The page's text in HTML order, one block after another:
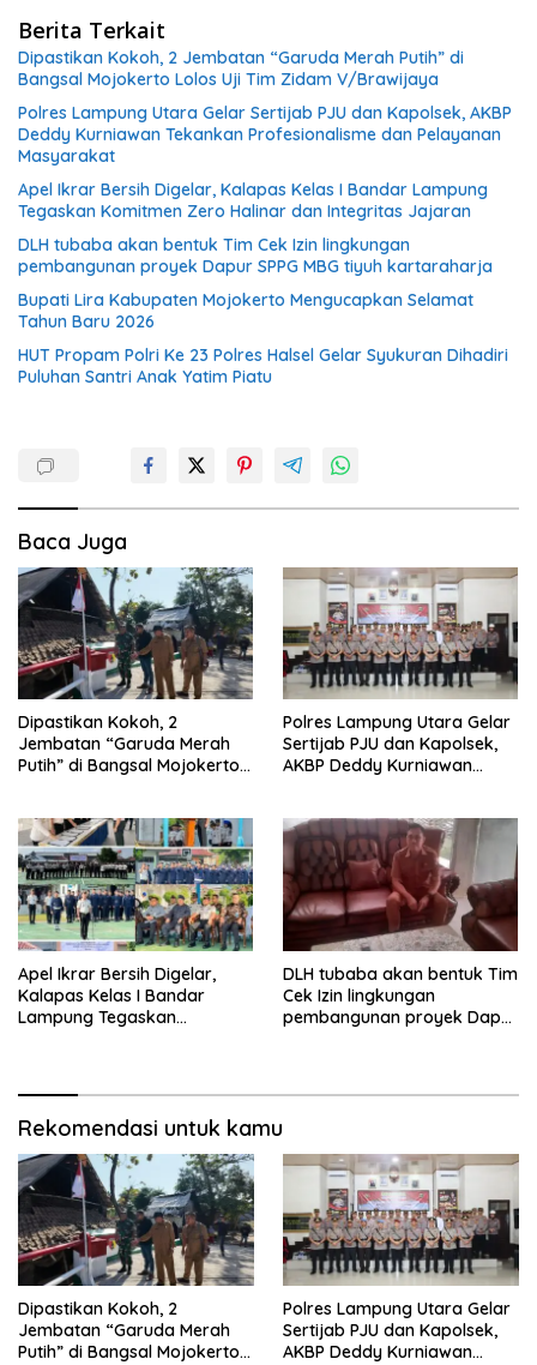
Berita Terkait
Dipastikan Kokoh, 2 Jembatan “Garuda Merah Putih” di
Bangsal Mojokerto Lolos Uji Tim Zidam V/Brawijaya
Polres Lampung Utara Gelar Sertijab PJU dan Kapolsek, AKBP
Deddy Kurniawan Tekankan Profesionalisme dan Pelayanan
Masyarakat
Apel Ikrar Bersih Digelar, Kalapas Kelas I Bandar Lampung
Tegaskan Komitmen Zero Halinar dan Integritas Jajaran
DLH tubaba akan bentuk Tim Cek Izin lingkungan
pembangunan proyek Dapur SPPG MBG tiyuh kartaraharja
Bupati Lira Kabupaten Mojokerto Mengucapkan Selamat
Tahun Baru 2026
HUT Propam Polri Ke 23 Polres Halsel Gelar Syukuran Dihadiri
Puluhan Santri Anak Yatim Piatu
Baca Juga
Dipastikan Kokoh, 2
Jembatan “Garuda Merah
Putih” di Bangsal Mojokerto
Polres Lampung Utara Gelar
Sertijab PJU dan Kapolsek,
AKBP Deddy Kurniawan
Apel Ikrar Bersih Digelar,
Kalapas Kelas I Bandar
Lampung Tegaskan
DLH tubaba akan bentuk Tim
Cek Izin lingkungan
pembangunan proyek Dapur
Rekomendasi untuk kamu
Dipastikan Kokoh, 2
Jembatan “Garuda Merah
Putih” di Bangsal Mojokerto
Polres Lampung Utara Gelar
Sertijab PJU dan Kapolsek,
AKBP Deddy Kurniawan